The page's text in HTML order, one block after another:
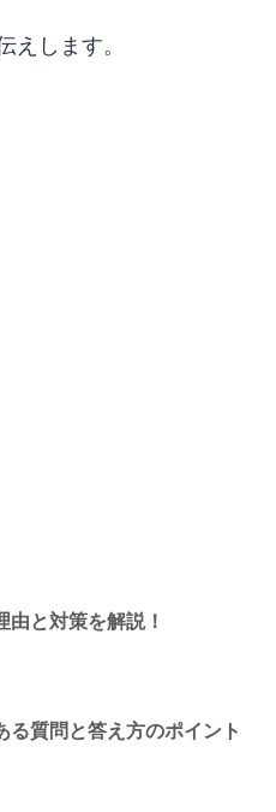
えします。
と対策を解説！
る質問と答え方のポイント